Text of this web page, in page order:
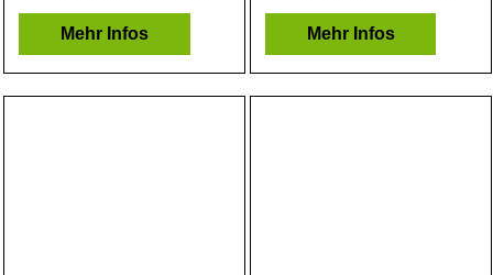
Mehr Infos Mehr Infos